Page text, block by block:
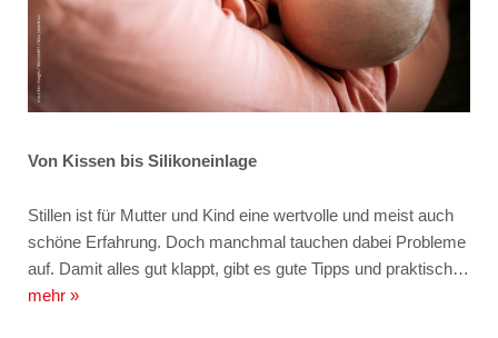
Von Kissen bis Silikoneinlage
Stillen ist für Mutter und Kind eine wertvolle und meist auch
schöne Erfahrung. Doch manchmal tauchen dabei Probleme
auf. Damit alles gut klappt, gibt es gute Tipps und praktisch…
mehr »